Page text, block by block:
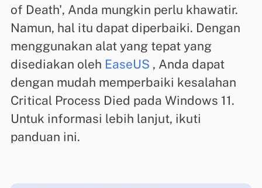
of Death', Anda mungkin perlu khawatir.
Namun, hal itu dapat diperbaiki. Dengan
menggunakan alat yang tepat yang
disediakan oleh EaseUS , Anda dapat
dengan mudah memperbaiki kesalahan
Critical Process Died pada Windows 11.
Untuk informasi lebih lanjut, ikuti
panduan ini.